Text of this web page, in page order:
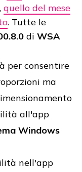
, quello del mese
. Tutte le
di WSA
per consentire
ma
all'app
Windows
nell'app